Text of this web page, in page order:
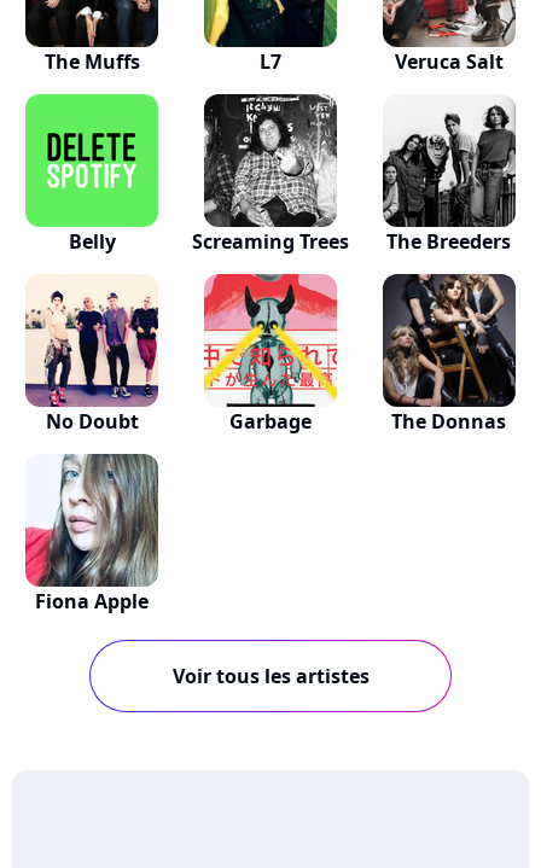
The Muffs L7 Veruca Salt
Belly Screaming Trees The Breeders
No Doubt Garbage The Donnas
Fiona Apple
Voir tous les artistes